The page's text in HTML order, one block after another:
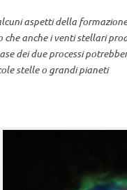
aspetti della
che anche i venti stellari
dei due processi
stelle o grandi pianeti